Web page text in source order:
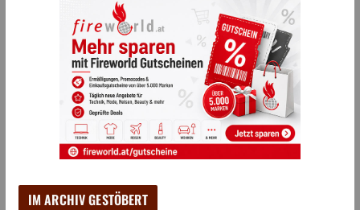
IM ARCHIV GESTÖBERT